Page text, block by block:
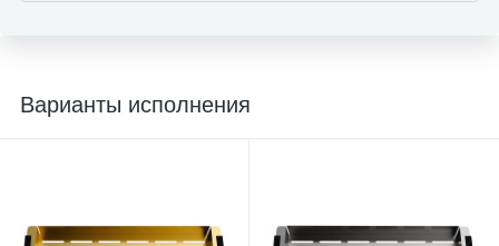
Варианты исполнения